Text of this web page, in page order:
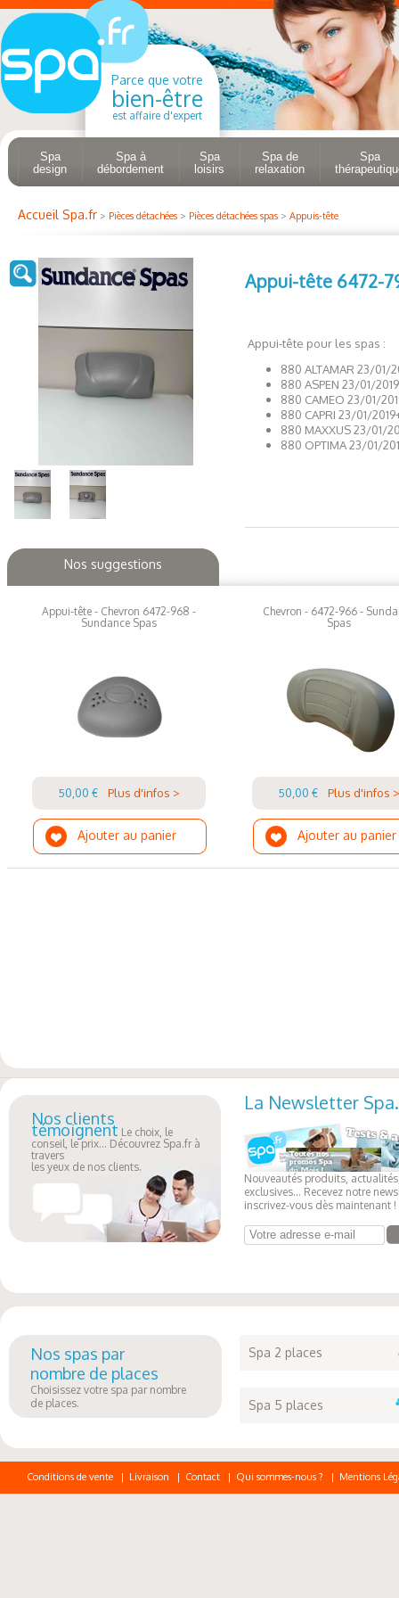
Parce que votre
bien-être
est affaire d'expert
Spa
design
Spa à
débordement
Spa
loisirs
Spa de
relaxation
Spa
Accueil Spa.fr > Pièces détachées > Pièces détachées spas > Appuis-tête
Appui-tête 6472-
Appui-tête pour les spas :
880 ALTAMAR 23/01/
880 ASPEN 23/01/
880 CAMEO 23/01/
880 CAPRI 23/01/
880 MAXXUS 23/01/
880 OPTIMA 23/01/
Nos suggestions
Appui-tête - Chevron 6472-968 -
Sundance Spas
50,00 € Plus d'infos >
Ajouter au panier
Chevron - 6472-966 -
Spas
50,00 € Plus d'infos >
Ajouter au panier
Nos clients
témoignent Le choix, le
conseil, le prix... Découvrez Spa.fr à
travers
les yeux de nos clients.
La Newsletter
Nouveautés produits,
exclusives... Recevez notre
inscrivez-vous dès maintenant !
Votre adresse e-mail
Nos spas par
nombre de places
Choisissez votre spa par nombre
de places.
Spa 2 places
Spa 5 places
Conditions de vente | Livraison | Contact | Qui sommes-nous ? | Mentions